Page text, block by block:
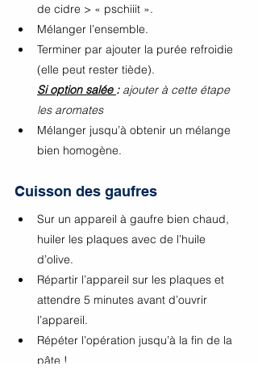
de cidre > « pschiiit ».
Mélanger l’ensemble.
Terminer par ajouter la purée refroidie
(elle peut rester tiède).
Si option salée : ajouter à cette étape
les aromates
Mélanger jusqu’à obtenir un mélange
bien homogène.
Cuisson des gaufres
Sur un appareil à gaufre bien chaud,
huiler les plaques avec de l’huile
d’olive.
Répartir l’appareil sur les plaques et
attendre 5 minutes avant d’ouvrir
l’appareil.
Répéter l’opération jusqu’à la fin de la
pâte !